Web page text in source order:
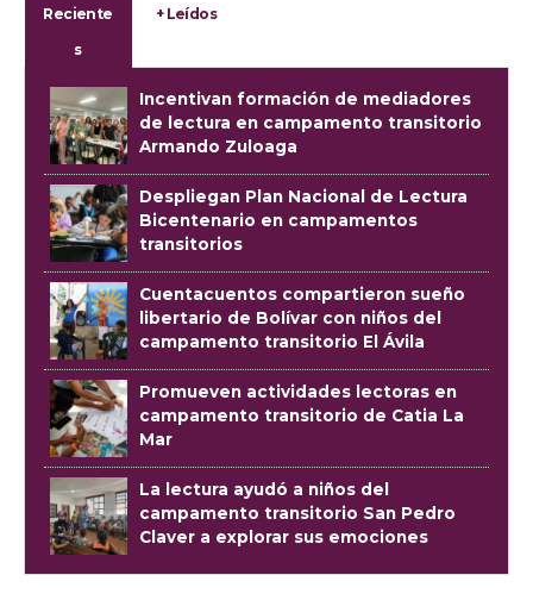
Reciente
s
+ Leídos
Incentivan formación de mediadores
de lectura en campamento transitorio
Armando Zuloaga
Despliegan Plan Nacional de Lectura
Bicentenario en campamentos
transitorios
Cuentacuentos compartieron sueño
libertario de Bolívar con niños del
campamento transitorio El Ávila
Promueven actividades lectoras en
campamento transitorio de Catia La
Mar
La lectura ayudó a niños del
campamento transitorio San Pedro
Claver a explorar sus emociones